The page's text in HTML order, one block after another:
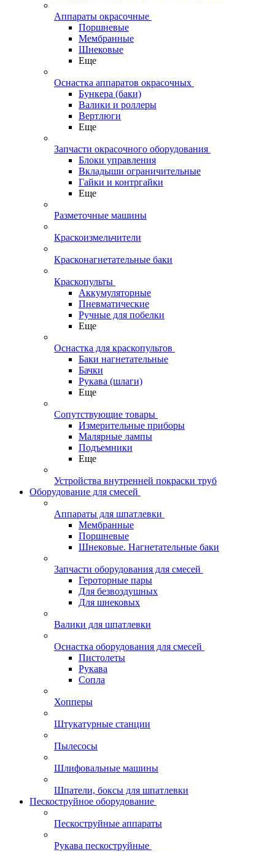
Аппараты окрасочные
Поршневые
Мембранные
Шнековые
Еще
Оснастка аппаратов окрасочных
Бункера (баки)
Валики и роллеры
Вертлюги
Еще
Запчасти окрасочного оборудования
Блоки управления
Вкладыши ограничительные
Гайки и контргайки
Еще
Разметочные машины
Краскоизмельчители
Красконагнетательные баки
Краскопульты
Аккумуляторные
Пневматические
Ручные для побелки
Еще
Оснастка для краскопультов
Баки нагнетательные
Бачки
Рукава (шлаги)
Еще
Сопутствующие товары
Измерительные приборы
Малярные лампы
Подъемники
Еще
Устройства внутренней покраски труб
Оборудование для смесей
Аппараты для шпатлевки
Мембранные
Поршневые
Шнековые. Нагнетательные баки
Запчасти оборудования для смесей
Героторные пары
Для безвоздушных
Для шнековых
Валики для шпатлевки
Оснастка оборудования для смесей
Пистолеты
Рукава
Сопла
Хопперы
Штукатурные станции
Пылесосы
Шлифовальные машины
Шпатели, боксы для шпатлевки
Пескоструйное оборудование
Пескоструйные аппараты
Рукава пескоструйные